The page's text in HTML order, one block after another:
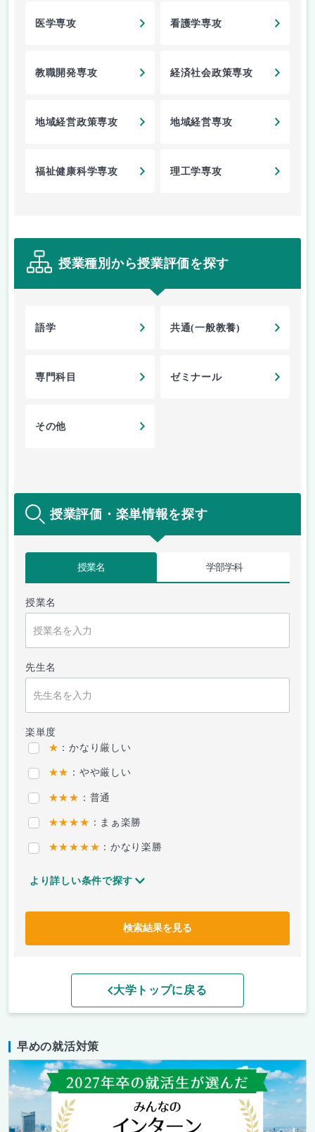
医学専攻 看護学専攻
教職開発専攻 経済社会政策専攻
地域経営政策専攻 地域経営専攻
福祉健康科学専攻 理工学専攻
授業種別から授業評価を探す
語学 共通(一般教養)
専門科目 ゼミナール
その他
授業評価・楽単情報を探す
授業名 学部学科
授業名
先生名
楽単度
★ ：かなり厳しい
★★ ：やや厳しい
★★★ ：普通
★★★★ ：まぁ楽勝
★★★★★ ：かなり楽勝
より詳しい条件で探す
検索結果を見る
大学トップに戻る
早めの就活対策